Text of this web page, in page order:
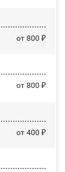
от 800 ₽
от 800 ₽
от 400 ₽